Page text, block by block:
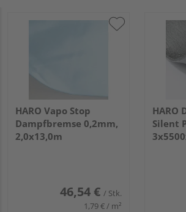
HARO Vapo Stop
Dampfbremse 0,2mm,
2,0x13,0m
46,54 € / Stk.
1,79 € / m²
HARO
Silent